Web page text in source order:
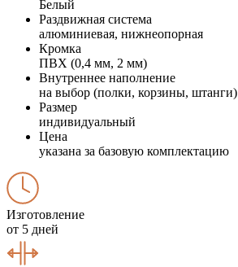
Белый
Раздвижная система
алюминиевая, нижнеопорная
Кромка
ПВХ (0,4 мм, 2 мм)
Внутреннее наполнение
на выбор (полки, корзины, штанги)
Размер
индивидуальный
Цена
указана за базовую комплектацию
Изготовление
от 5 дней